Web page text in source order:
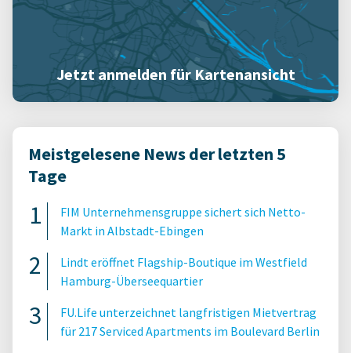
Jetzt anmelden für Kartenansicht
Meistgelesene News der letzten 5
Tage
FIM Unternehmensgruppe sichert sich Netto-
Markt in Albstadt-Ebingen
Lindt eröffnet Flagship-Boutique im Westfield
Hamburg-Überseequartier
FU.Life unterzeichnet langfristigen Mietvertrag
für 217 Serviced Apartments im Boulevard Berlin